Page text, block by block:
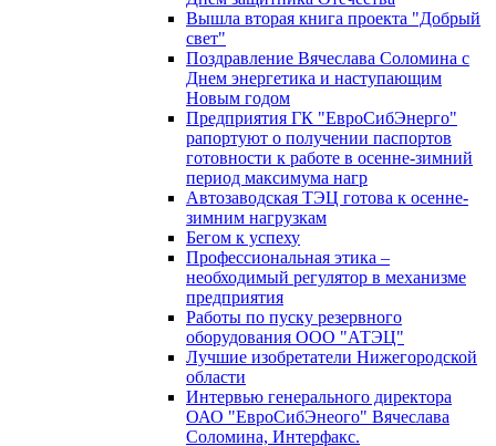
Вышла вторая книга проекта "Добрый
свет"
Поздравление Вячеслава Соломина с
Днем энергетика и наступающим
Новым годом
Предприятия ГК "ЕвроСибЭнерго"
рапортуют о получении паспортов
готовности к работе в осенне-зимний
период максимума нагр
Автозаводская ТЭЦ готова к осенне-
зимним нагрузкам
Бегом к успеху
Профессиональная этика –
необходимый регулятор в механизме
предприятия
Работы по пуску резервного
оборудования ООО "АТЭЦ"
Лучшие изобретатели Нижегородской
области
Интервью генерального директора
ОАО "ЕвроСибЭнеого" Вячеслава
Соломина, Интерфакс.